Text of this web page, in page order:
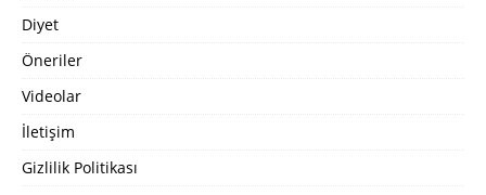
Diyet
Öneriler
Videolar
İletişim
Gizlilik Politikası